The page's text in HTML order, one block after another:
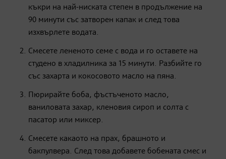
къкри на най-ниската степен в продължение на
90 минути със затворен капак и след това
изхвърлете водата.
Смесете лененото семе с вода и го оставете на
студено в хладилника за 15 минути. Разбийте го
със захарта и кокосовото масло на пяна.
Пюрирайте боба, фъстъченото масло,
ваниловата захар, кленовия сироп и солта с
пасатор или миксер.
Смесете какаото на прах, брашното и
бакпулвера. След това добавете бобената смес и